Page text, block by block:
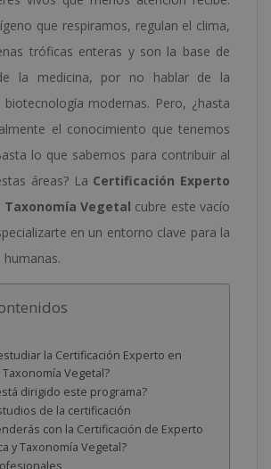
que respiramos, regulan el clima,
tróficas enteras y son la base de
la medicina, por no hablar de la
modernas. Pero, ¿hasta
el conocimiento que tenemos
lo que sabemos para contribuir al
áreas? La Certificación Experto
Taxonomía Vegetal cubre este vacío
en un entorno clave para la
la Certificación Experto en
Taxonomía Vegetal?
dirigido este programa?
de la certificación
con la Certificación de Experto
y Taxonomía Vegetal?